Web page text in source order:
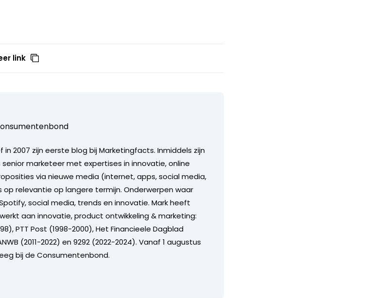
link
in 2007 zijn eerste blog bij Marketingfacts. Inmiddels zijn
senior marketeer met expertises in innovatie, online
via nieuwe media (internet, apps, social media,
relevantie op langere termijn. Onderwerpen waar
social media, trends en innovatie. Mark heeft
aan innovatie, product ontwikkeling & marketing:
PTT Post (1998-2000), Het Financieele Dagblad
(2011-2022) en 9292 (2022-2024). Vanaf 1 augustus
bij de Consumentenbond.